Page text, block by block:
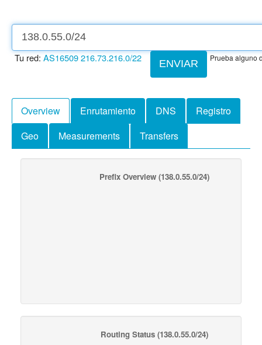
ENVIAR
Tu red: AS16509216.73.216.0/22 Prueba alguno
Overview Enrutamiento DNS
Registro
Geo
Measurements Transfers
Prefix Overview(138.0.55.0/24)
Routing Status(138.0.55.0/24)